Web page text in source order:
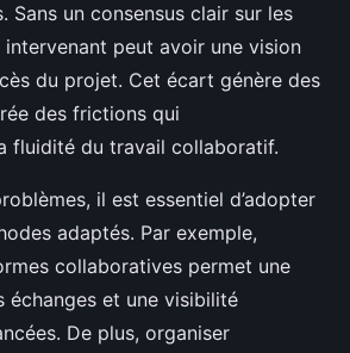
Sans un consensus clair sur les
peut avoir une vision
du projet. Cet écart génère des
des frictions qui
fluidité du travail collaboratif.
il est essentiel d’adopter
adaptés. Par exemple,
collaboratives permet une
échanges et une visibilité
De plus, organiser